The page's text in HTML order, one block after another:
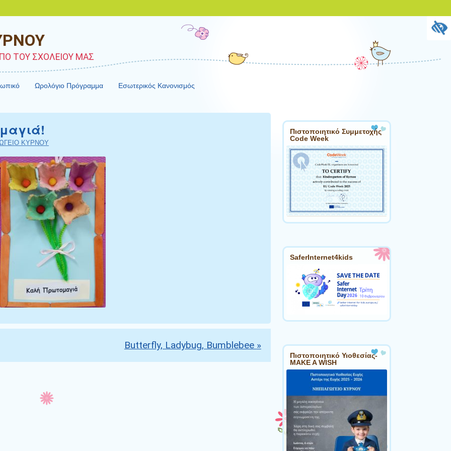
ΤΟΥ ΣΧΟΛΕΙΟΥ ΜΑΣ
Ωρολόγιο Πρόγραμμα Εσωτερικός Κανονισμός
ΚΥΡΝΟΥ
Butterfly, Ladybug, Bumblebee »
Πιστοποιητικό Συμμετοχής
Code Week
SaferInternet4kids
Πιστοποιητικό Υιοθεσίας-
MAKE A WISH